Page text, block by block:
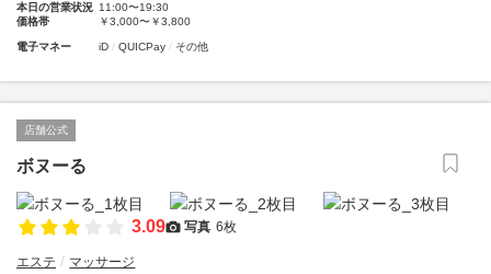
本日の営業状況 11:00〜19:30
価格帯
￥3,000〜￥3,800
電子マネー iD QUICPay その他
店舗公式
ボヌーる
3.09 写真 6枚
エステ マッサージ